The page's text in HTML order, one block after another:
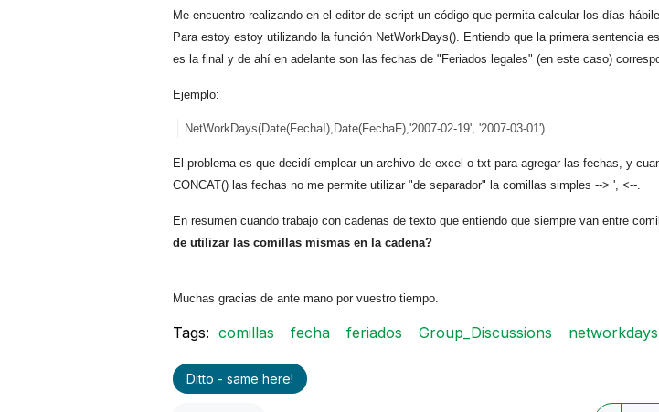
Me encuentro realizando en el editor de script un código que permita calcular los días
Para estoy estoy utilizando la función NetWorkDays(). Entiendo que la primera sentencia
es la final y de ahí en adelante son las fechas de "Feriados legales" (en este caso)
Ejemplo:
NetWorkDays(Date(FechaI),Date(FechaF),'2007-02-19', '2007-03-01')
El problema es que decidí emplear un archivo de excel o txt para agregar las fechas, y
CONCAT() las fechas no me permite utilizar "de separador" la comillas simples --> ', <--.
En resumen cuando trabajo con cadenas de texto que entiendo que siempre van entre
de utilizar las comillas mismas en la cadena?
Muchas gracias de ante mano por vuestro tiempo.
Tags: comillas fecha feriados Group_Discussions networkdays
Ditto - same here!